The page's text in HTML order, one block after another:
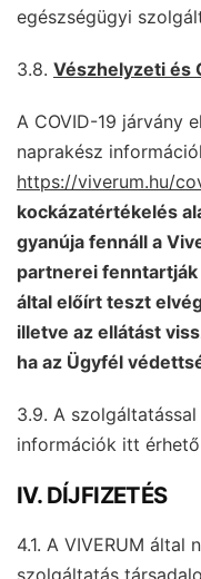
egészségügyi
3.8. Vészhelyzeti és
A COVID-19 járvány
naprakész
https://viverum.hu/
kockázatértékelés
gyanúja fennáll a
partnerei
által előírt teszt
illetve az ellátást
ha az Ügyfél
3.9. A
információk itt
IV. DÍJFIZETÉS
4.1. A VIVERUM
szolgáltatás